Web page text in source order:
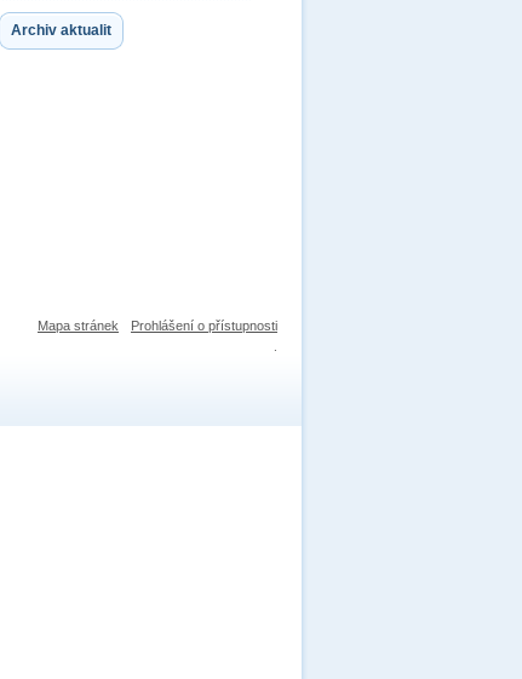
Archiv aktualit
Mapa stránek Prohlášení o přístupnosti